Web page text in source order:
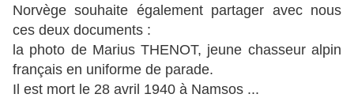
Norvège souhaite également partager avec nous
ces deux documents :
la photo de Marius THENOT, jeune chasseur alpin
français en uniforme de parade.
Il est mort le 28 avril 1940 à Namsos ...